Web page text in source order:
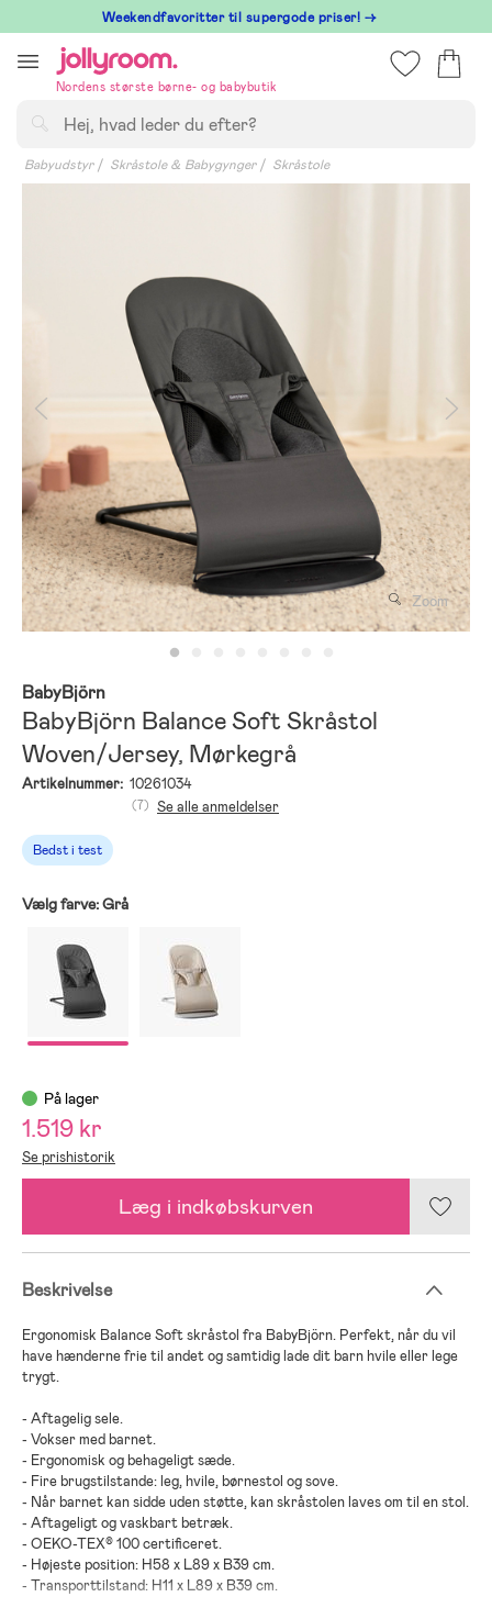
till
innehållet
⁠ Weekendfavoritter til supergode priser! →
Nordens største børne- og babybutik
Babyudstyr Skråstole & Babygynger Skråstole
Zoom
BabyBjörn
BabyBjörn Balance Soft Skråstol
Woven/Jersey, Mørkegrå
Artikelnummer: 10261034
Bedst i test
(7) Se alle anmeldelser
Vælg farve:Grå
På lager
1.519 kr
Se prishistorik
Læg i indkøbskurven
Beskrivelse
Ergonomisk Balance Soft skråstol fra BabyBjörn. Perfekt, når du vil
have hænderne frie til andet og samtidig lade dit barn hvile eller lege
trygt.
- Aftagelig sele.
- Vokser med barnet.
- Ergonomisk og behageligt sæde.
- Fire brugstilstande: leg, hvile, børnestol og sove.
- Når barnet kan sidde uden støtte, kan skråstolen laves om til en stol.
- Aftageligt og vaskbart betræk.
- OEKO-TEX® 100 certificeret.
- Højeste position: H58 x L89 x B39 cm.
- Transporttilstand: H11 x L89 x B39 cm.